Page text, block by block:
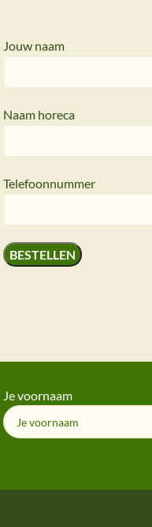
Jouw naam
Naam horeca
Telefoonnummer
Je voornaam